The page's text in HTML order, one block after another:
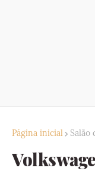
Página inicial Salão